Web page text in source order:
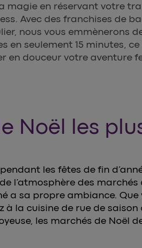
magie en réservant votre
Avec des franchises de
nous vous emmènerons
en seulement 15 minutes, ce
en douceur votre aventure
Noël les
les fêtes de fin
l’atmosphère des
a sa propre ambiance. Que
à la cuisine de rue de
les marchés de Noël